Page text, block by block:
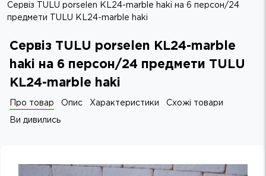
Сервіз TULU porselen KL24-marble haki на 6 персон/24
предмети TULU KL24-marble haki
Сервіз TULU porselen KL24-marble
haki на 6 персон/24 предмети TULU
KL24-marble haki
Про товар Опис Характеристики Схожі товари
Ви дивились